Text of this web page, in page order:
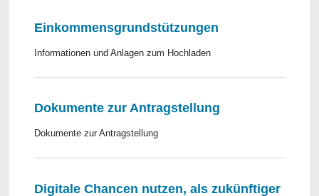
Einkommensgrundstützungen
Informationen und Anlagen zum Hochladen
Dokumente zur Antragstellung
Dokumente zur Antragstellung
Digitale Chancen nutzen, als zukünftiger